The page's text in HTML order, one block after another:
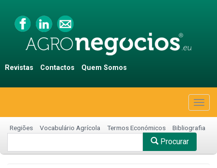
Revistas Contactos Quem Somos
Regiões Vocabulário Agrícola Termos Económicos Bibliografia
Procurar